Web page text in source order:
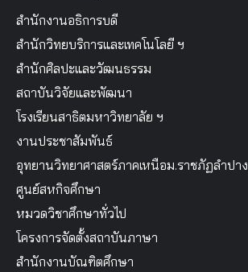
สำนักงานอธิการบดี
สำนักวิทยบริการและเทคโนโลยี ฯ
สำนักศิลปะและวัฒนธรรม
สถาบันวิจัยและพัฒนา
โรงเรียนสาธิตมหาวิทยาลัย ฯ
งานประชาสัมพันธ์
อุทยานวิทยาศาสตร์ภาคเหนือม.ราชภัฏลำปาง
ศูนย์สหกิจศึกษา
หมวดวิชาศึกษาทั่วไป
โครงการจัดตั้งสถาบันภาษา
สำนักงานบัณฑิตศึกษา